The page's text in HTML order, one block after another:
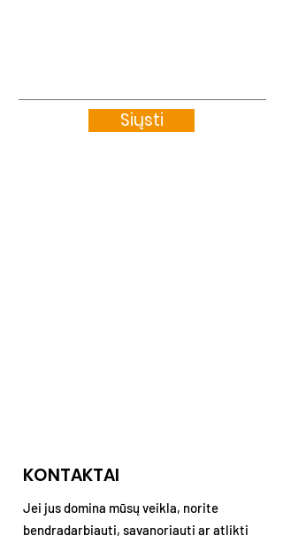
Siųsti
KONTAKTAI
Jei jus domina mūsų veikla, norite
bendradarbiauti, savanoriauti ar atlikti